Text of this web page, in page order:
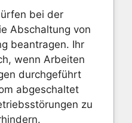
bei der
Abschaltung von
beantragen. Ihr
wenn Arbeiten
durchgeführt
abgeschaltet
zu